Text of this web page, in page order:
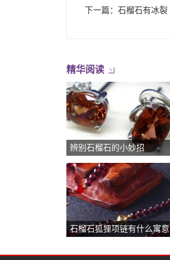
下一篇： 石榴石有冰裂
精华阅读
辨别石榴石的小妙招
石榴石狐狸项链有什么寓意